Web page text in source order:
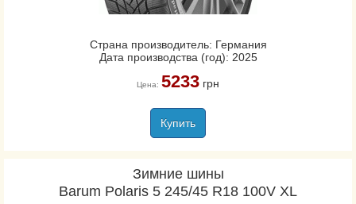
Страна производитель: Германия
Дата производства (год): 2025
Цена: 5233грн
Купить
Зимние шины
Barum Polaris 5 245/45 R18 100V XL